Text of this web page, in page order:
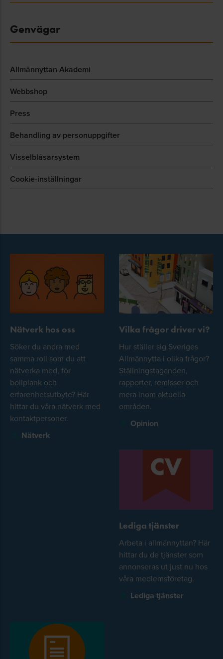
Genvägar
Allmännyttan Akademi
Webbshop
Press
Behandling av personuppgifter
Visselblåsarsystem
Cookie-inställningar
Nätverk hos oss
Söker du andra med
samma roll som du att
nätverka med, för
bollplank och
erfarenhetsutbyte? Här
hittar du våra nätverk med
kontaktpersoner.
Nätverk
Vilka frågor driver vi?
Hur ställer sig Sveriges
Allmännytta i olika frågor?
Ställningstaganden,
rapporter, remisser och
mera inom aktuella
områden.
Opinion
Lediga tjänster
Arbeta i allmännyttan? Här
hittar du de tjänster som
annonseras ut just nu hos
våra medlemsföretag.
Lediga tjänster